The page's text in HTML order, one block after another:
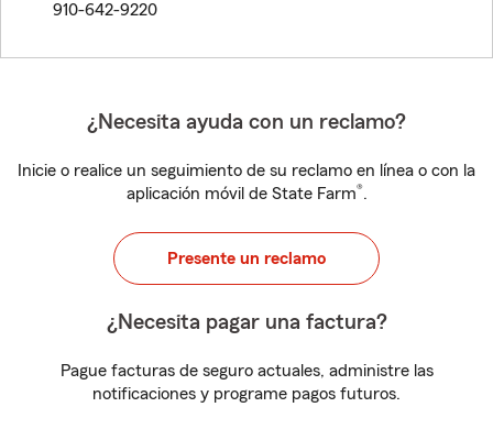
910-642-9220
¿Necesita ayuda con un reclamo?
Inicie o realice un seguimiento de su reclamo en línea o con la
aplicación móvil de State Farm®.
Presente un reclamo
¿Necesita pagar una factura?
Pague facturas de seguro actuales, administre las
notificaciones y programe pagos futuros.